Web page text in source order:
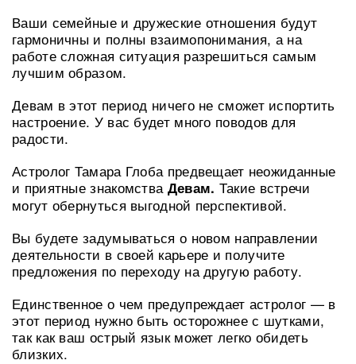
Ваши семейные и дружеские отношения будут
гармоничны и полны взаимопонимания, а на
работе сложная ситуация разрешиться самым
лучшим образом.
Девам в этот период ничего не сможет испортить
настроение. У вас будет много поводов для
радости.
Астролог Тамара Глоба предвещает неожиданные
и приятные знакомства Девам. Такие встречи
могут обернуться выгодной перспективой.
Вы будете задумываться о новом направлении
деятельности в своей карьере и получите
предложения по переходу на другую работу.
Единственное о чем предупреждает астролог — в
этот период нужно быть осторожнее с шутками,
так как ваш острый язык может легко обидеть
близких.